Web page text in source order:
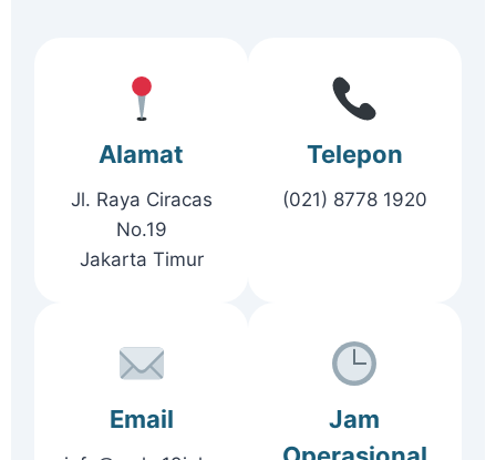
Alamat
Jl. Raya Ciracas
No.19
Jakarta Timur
Telepon
(021) 8778 1920
Email
Jam